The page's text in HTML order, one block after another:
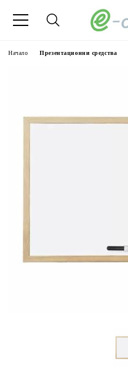
Начало Презентационни средства